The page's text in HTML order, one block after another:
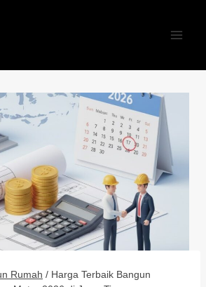
Rumah / Harga Terbaik Bangun